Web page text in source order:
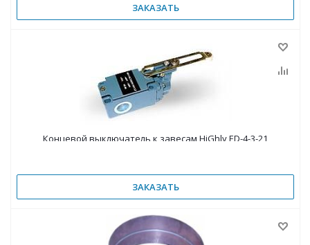
ЗАКАЗАТЬ
Концевой выключатель к завесам HiGhly ED-4-3-21
ЗАКАЗАТЬ